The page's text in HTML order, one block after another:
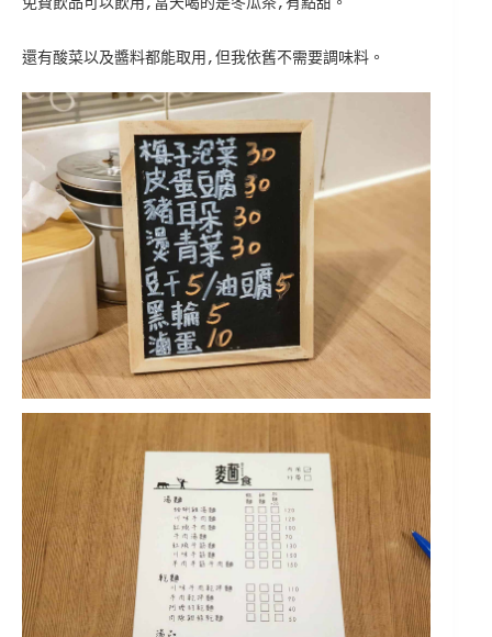
還有酸菜以及醬料都能取用,但我依舊不需要調味料。